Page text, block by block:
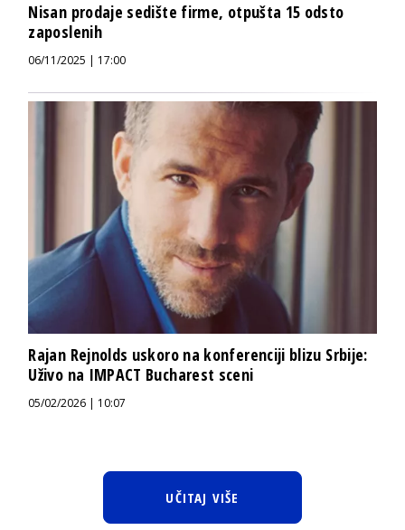
Nisan prodaje sedište firme, otpušta 15 odsto
zaposlenih
06/11/2025 | 17:00
Rajan Rejnolds uskoro na konferenciji blizu Srbije:
Uživo na IMPACT Bucharest sceni
05/02/2026 | 10:07
UČITAJ VIŠE